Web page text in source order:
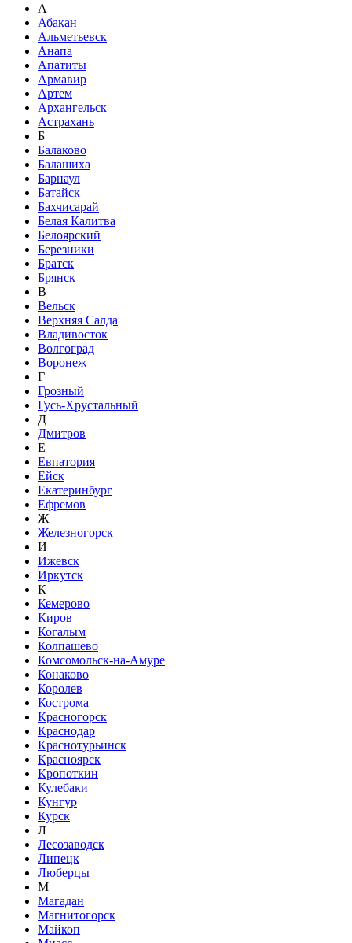
А
Абакан
Альметьевск
Анапа
Апатиты
Армавир
Артем
Архангельск
Астрахань
Б
Балаково
Балашиха
Барнаул
Батайск
Бахчисарай
Белая Калитва
Белоярский
Березники
Братск
Брянск
В
Вельск
Верхняя Салда
Владивосток
Волгоград
Воронеж
Г
Грозный
Гусь-Хрустальный
Д
Дмитров
Е
Евпатория
Ейск
Екатеринбург
Ефремов
Ж
Железногорск
И
Ижевск
Иркутск
К
Кемерово
Киров
Когалым
Колпашево
Комсомольск-на-Амуре
Конаково
Королев
Кострома
Красногорск
Краснодар
Краснотурьинск
Красноярск
Кропоткин
Кулебаки
Кунгур
Курск
Л
Лесозаводск
Липецк
Люберцы
М
Магадан
Магнитогорск
Майкоп